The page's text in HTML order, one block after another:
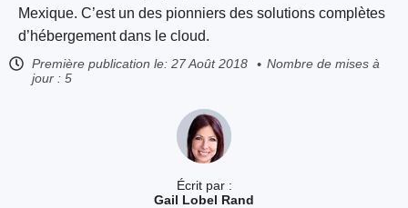
Écrit par :
Gail Lobel Rand
Mexique. C’est un des pionniers des solutions complètes
d’hébergement dans le cloud.
Première publication le: 27 Août 2018
Nombre de mises à
jour : 5